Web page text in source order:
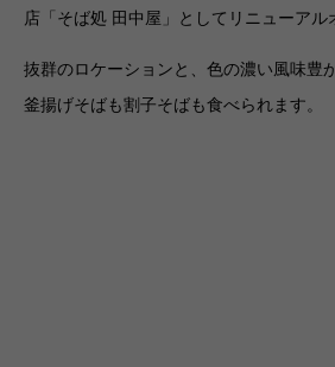
店「そば処 田中屋」としてリニューアル
抜群のロケーションと、色の濃い風味豊
釜揚げそばも割子そばも食べられます。